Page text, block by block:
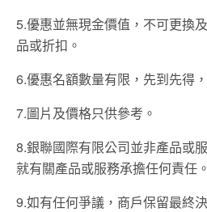
5.優惠並無現金價值，不可更換
品或折扣。
6.優惠名額數量有限，先到先得
7.圖片及價格只供參考。
8.銀聯國際有限公司並非產品或
就有關產品或服務承擔任何責任。
9.如有任何爭議，商戶保留最終